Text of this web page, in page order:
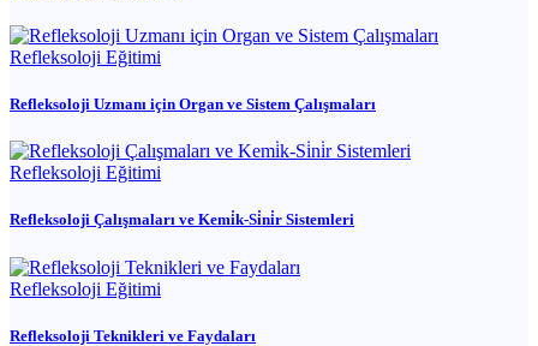
Refleksoloji Eğitimi
Refleksoloji Uzmanı için Organ ve Sistem Çalışmaları
Refleksoloji Eğitimi
Refleksoloji Çalışmaları ve Kemi̇k-Si̇ni̇r Sistemleri
Refleksoloji Eğitimi
Refleksoloji Teknikleri ve Faydaları